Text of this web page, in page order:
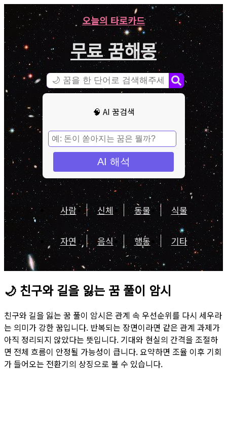
오늘의 타로카드
무료 꿈해몽
🧠 AI 꿈검색
AI 해석
사람 신체 동물 식물
자연 음식 행동 기타
🌙 친구와 길을 잃는 꿈 풀이 암시
친구와 길을 잃는 꿈 풀이 암시은 관계 속 우선순위를 다시 세우라
는 의미가 강한 꿈입니다. 반복되는 장면이라면 같은 관계 과제가
아직 정리되지 않았다는 뜻입니다. 기대와 현실의 간격을 조절하
면 전체 흐름이 안정될 가능성이 큽니다. 요약하면 조율 이후 기회
가 들어오는 전환기의 상징으로 볼 수 있습니다.